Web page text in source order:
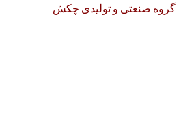
گروه صنعتی و تولیدی چکش